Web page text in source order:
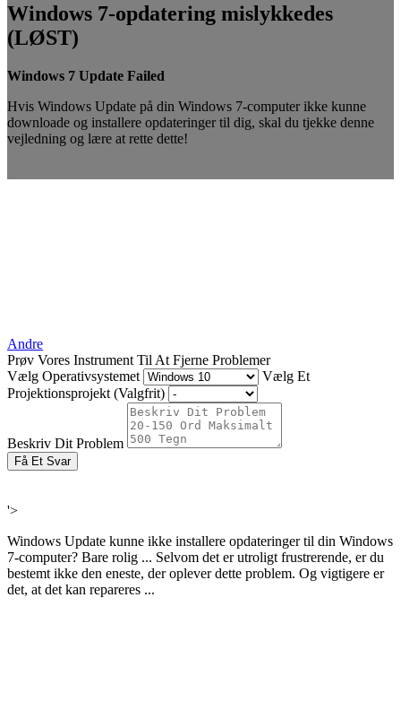
Windows 7-opdatering mislykkedes
(LØST)
Windows 7 Update Failed
Hvis Windows Update på din Windows 7-computer ikke kunne
downloade og installere opdateringer til dig, skal du tjekke denne
vejledning og lære at rette dette!
Andre
Prøv Vores Instrument Til At Fjerne Problemer
Vælg Operativsystemet
Vælg Et
Projektionsprojekt (Valgfrit)
Beskriv Dit Problem
Få Et Svar
'>
Windows Update kunne ikke installere opdateringer til din Windows
7-computer? Bare rolig ... Selvom det er utroligt frustrerende, er du
bestemt ikke den eneste, der oplever dette problem. Og vigtigere er
det, at det kan repareres ...